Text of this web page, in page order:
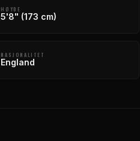
HØYDE
5'8" (173 cm)
NASJONALITET
England